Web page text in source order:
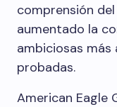
comprensión
aumentado la
ambiciosas más
probadas.
American Eagle